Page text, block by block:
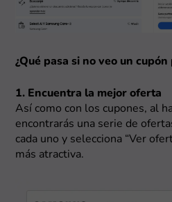
¿Qué pasa si no veo un
1. Encuentra la mejor oferta
Así como con los cupones, al
encontrarás una serie de
cada uno y selecciona “Ver
más atractiva.